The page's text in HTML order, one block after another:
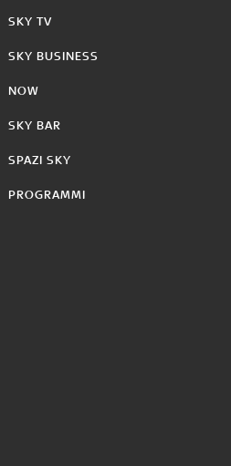
SKY TV
SKY BUSINESS
NOW
SKY BAR
SPAZI SKY
PROGRAMMI